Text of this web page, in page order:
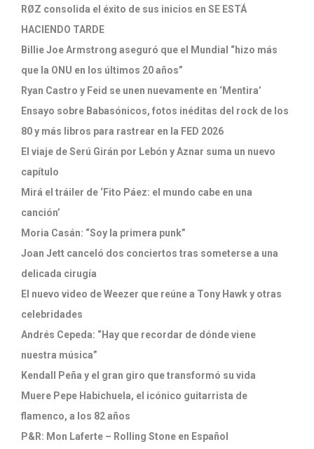
RØZ consolida el éxito de sus inicios en SE ESTÁ
HACIENDO TARDE
Billie Joe Armstrong aseguró que el Mundial “hizo más
que la ONU en los últimos 20 años”
Ryan Castro y Feid se unen nuevamente en ‘Mentira’
Ensayo sobre Babasónicos, fotos inéditas del rock de los
80 y más libros para rastrear en la FED 2026
El viaje de Serú Girán por Lebón y Aznar suma un nuevo
capítulo
Mirá el tráiler de ‘Fito Páez: el mundo cabe en una
canción’
Moria Casán: “Soy la primera punk”
Joan Jett canceló dos conciertos tras someterse a una
delicada cirugía
El nuevo video de Weezer que reúne a Tony Hawk y otras
celebridades
Andrés Cepeda: “Hay que recordar de dónde viene
nuestra música”
Kendall Peña y el gran giro que transformó su vida
Muere Pepe Habichuela, el icónico guitarrista de
flamenco, a los 82 años
P&R: Mon Laferte – Rolling Stone en Español